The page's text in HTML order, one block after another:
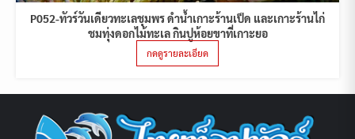
P052-ทัวร์วันเดียวทะเลชุมพร ดำน้ำเกาะร้านเป็ด และเกาะร้านไก่
ชมทุ่งดอกไม้ทะเล กินปูห้อยขาที่เกาะยอ
กดดูรายละเอียด